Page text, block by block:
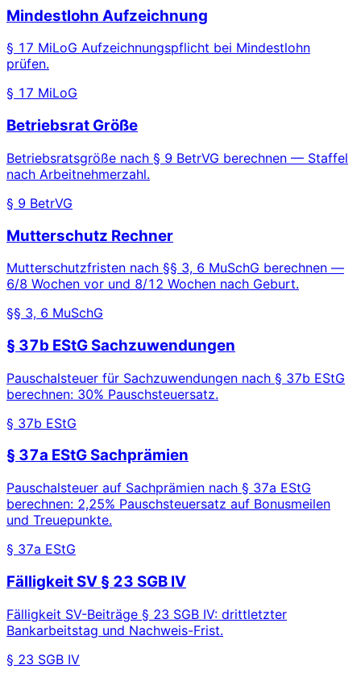
Mindestlohn Aufzeichnung
§ 17 MiLoG Aufzeichnungspflicht bei Mindestlohn
prüfen.
§ 17 MiLoG
Betriebsrat Größe
Betriebsratsgröße nach § 9 BetrVG berechnen — Staffel
nach Arbeitnehmerzahl.
§ 9 BetrVG
Mutterschutz Rechner
Mutterschutzfristen nach §§ 3, 6 MuSchG berechnen —
6/8 Wochen vor und 8/12 Wochen nach Geburt.
§§ 3, 6 MuSchG
§ 37b EStG Sachzuwendungen
Pauschalsteuer für Sachzuwendungen nach § 37b EStG
berechnen: 30% Pauschsteuersatz.
§ 37b EStG
§ 37a EStG Sachprämien
Pauschalsteuer auf Sachprämien nach § 37a EStG
berechnen: 2,25% Pauschsteuersatz auf Bonusmeilen
und Treuepunkte.
§ 37a EStG
Fälligkeit SV § 23 SGB IV
Fälligkeit SV-Beiträge § 23 SGB IV: drittletzter
Bankarbeitstag und Nachweis-Frist.
§ 23 SGB IV